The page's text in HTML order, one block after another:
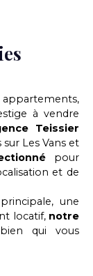
à vendre
Teissier
Les Vans et
pour
et de
une
locatif, notre
qui vous